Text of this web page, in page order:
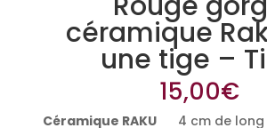
céramique
une tige –
15,00€
Céramique RAKU4 cm de long